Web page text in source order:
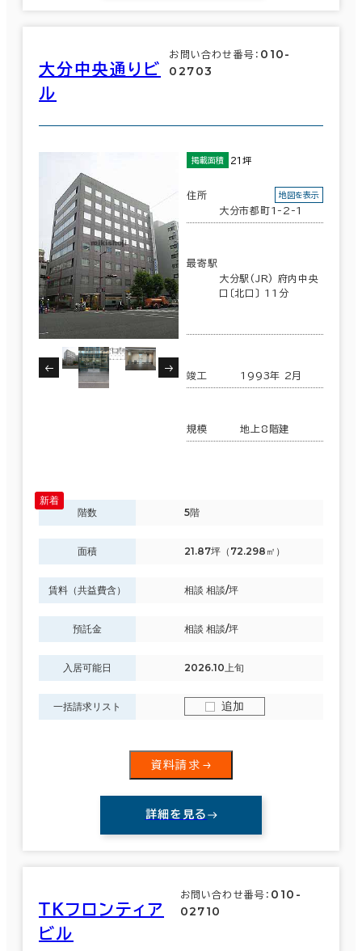
大分中央通りビ
ル
お問い合わせ番号： 010-
02703
掲載面積 21坪
住所
大分市都町1-2-1
地図を表示
最寄駅
大分駅(JR) 府内中央
口〔北口〕 11分
竣工 1993年 2月
規模 地上8階建
階数 5階
面積 21.87坪（72.298㎡）
賃料（共益費含） 相談 相談/坪
預託金 相談 相談/坪
入居可能日 2026.10上旬
一括請求リスト 追加
資料請求
詳細を見る
ＴＫフロンティア
ビル
お問い合わせ番号： 010-
02710